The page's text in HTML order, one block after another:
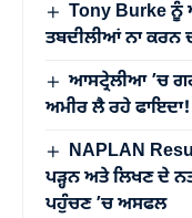
Tony Burke ਨੂੰ
ਤਬਦੀਲੀਆਂ ਨਾ ਕਰਨ
ਆਸਟ੍ਰੇਲੀਆ ’ਚ
ਅਮੀਰ ਲੈ ਰਹੇ
NAPLAN
ਪੜ੍ਹਨ ਅਤੇ ਲਿਖਣ ਦੇ
ਪਹੁੰਚਣ ’ਚ ਅਸਫਲ